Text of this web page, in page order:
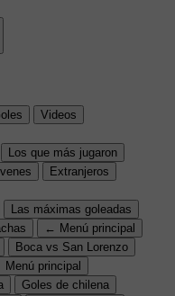
Videos
Los que más jugaron
Extranjeros
Las máximas goleadas
← Menú principal
Boca vs San Lorenzo
Menú principal
Goles de chilena